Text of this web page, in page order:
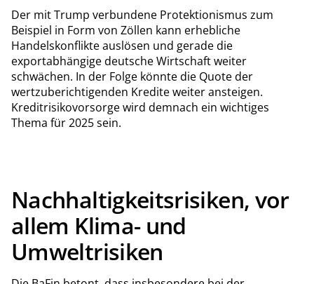
Der mit Trump verbundene Protektionismus zum
Beispiel in Form von Zöllen kann erhebliche
Handelskonflikte auslösen und gerade die
exportabhängige deutsche Wirtschaft weiter
schwächen. In der Folge könnte die Quote der
wertzuberichtigenden Kredite weiter ansteigen.
Kreditrisikovorsorge wird demnach ein wichtiges
Thema für 2025 sein.
Nachhaltigkeitsrisiken, vor
allem Klima- und
Umweltrisiken